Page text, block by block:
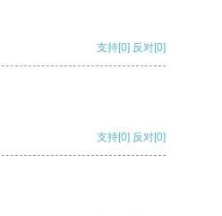
支持[0] 反对[0]
支持[0] 反对[0]